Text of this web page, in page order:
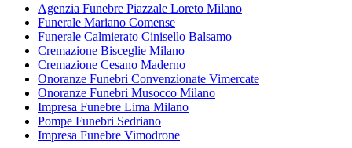
Agenzia Funebre Piazzale Loreto Milano
Funerale Mariano Comense
Funerale Calmierato Cinisello Balsamo
Cremazione Bisceglie Milano
Cremazione Cesano Maderno
Onoranze Funebri Convenzionate Vimercate
Onoranze Funebri Musocco Milano
Impresa Funebre Lima Milano
Pompe Funebri Sedriano
Impresa Funebre Vimodrone